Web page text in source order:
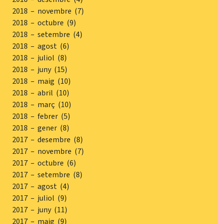
2018 – novembre (7)
2018 – octubre (9)
2018 – setembre (4)
2018 – agost (6)
2018 – juliol (8)
2018 – juny (15)
2018 – maig (10)
2018 – abril (10)
2018 – març (10)
2018 – febrer (5)
2018 – gener (8)
2017 – desembre (8)
2017 – novembre (7)
2017 – octubre (6)
2017 – setembre (8)
2017 – agost (4)
2017 – juliol (9)
2017 – juny (11)
2017 – maig (9)